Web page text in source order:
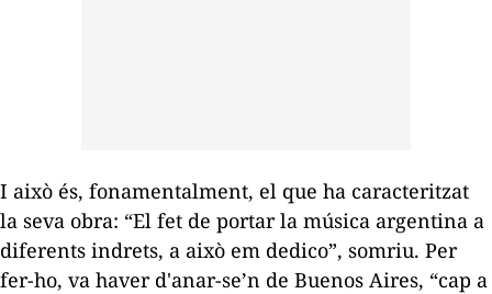
I això és, fonamentalment, el que ha caracteritzat
la seva obra: “El fet de portar la música argentina a
diferents indrets, a això em dedico”, somriu. Per
fer-ho, va haver d'anar-se’n de Buenos Aires, “cap a